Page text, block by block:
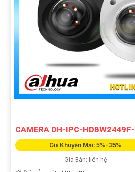
CAMERA DH-IPC-
Giá Khuyến Mại: 5%-35%
Giá Bán: liên hệ